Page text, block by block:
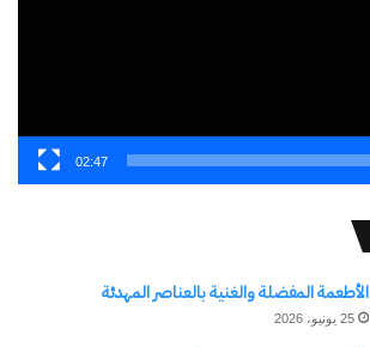
02:47
الأطعمة المفضلة والغنية بالعناصر المهدئة
25 يونيو، 2026